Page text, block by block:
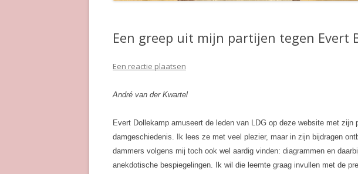
Een greep uit mijn partijen tegen Evert
Een reactie plaatsen
André van der Kwartel
Evert Dollekamp amuseert de leden van LDG op deze website met zijn
damgeschiedenis. Ik lees ze met veel plezier, maar in zijn bijdragen
dammers volgens mij toch ook wel aardig vinden: diagrammen en
anekdotische bespiegelingen. Ik wil die leemte graag invullen met de